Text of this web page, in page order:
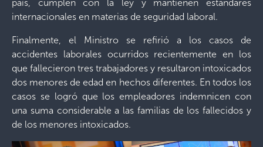
país, cumplen con la ley y mantienen estándares
internacionales en materias de seguridad laboral.
Finalmente, el Ministro se refirió a los casos de
accidentes laborales ocurridos recientemente en los
que fallecieron tres trabajadores y resultaron intoxicados
dos menores de edad en hechos diferentes. En todos los
casos se logró que los empleadores indemnicen con
una suma considerable a las familias de los fallecidos y
de los menores intoxicados.